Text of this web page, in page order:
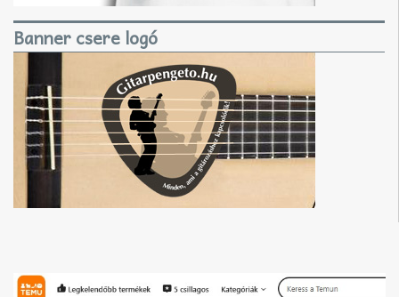
Banner csere logó